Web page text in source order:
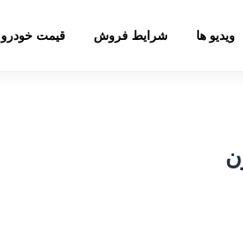
ویدیو ها شرایط فروش قیمت خودرو